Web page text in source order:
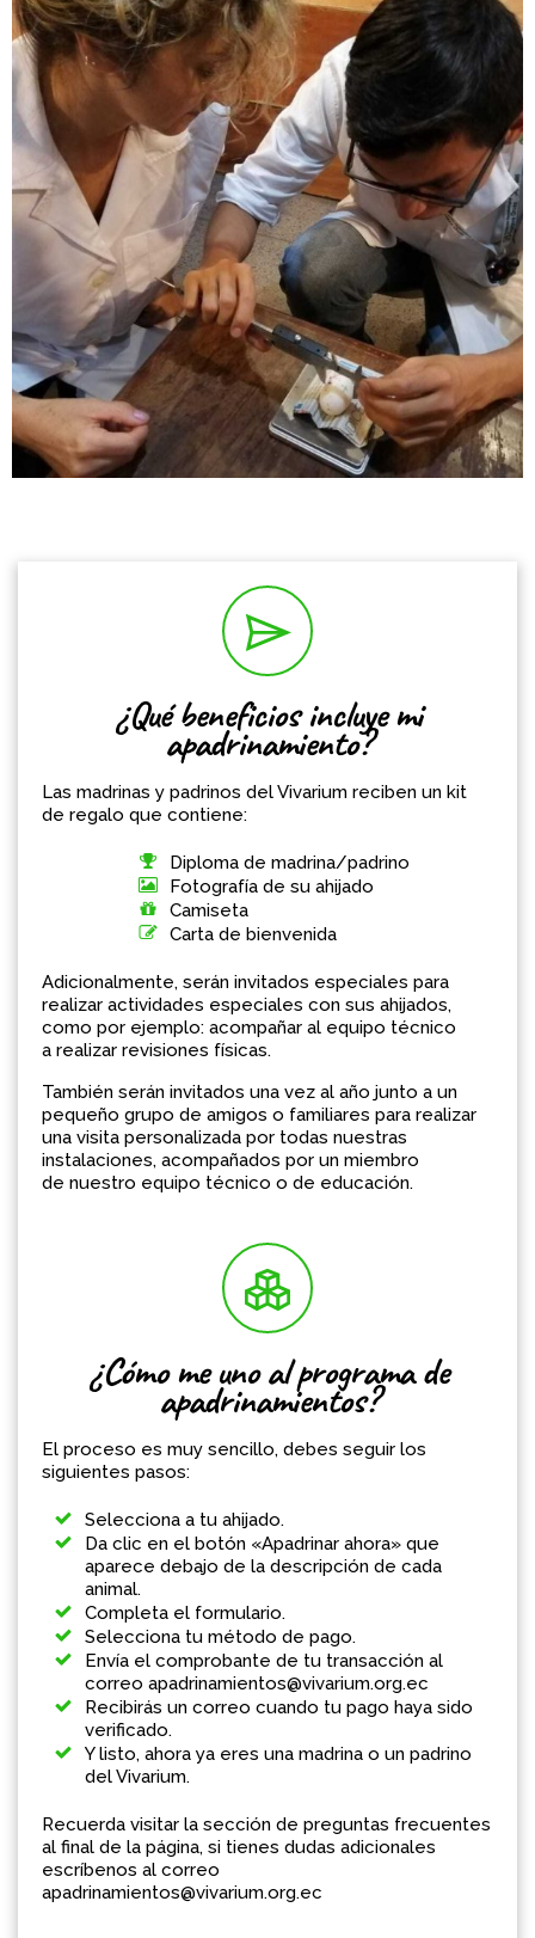
¿Qué beneficios incluye mi
apadrinamiento?
Las madrinas y padrinos del Vivarium reciben un kit
de regalo que contiene:
Diploma de madrina/padrino
Fotografía de su ahijado
Camiseta
Carta de bienvenida
Adicionalmente, serán invitados especiales para
realizar actividades especiales con sus ahijados,
como por ejemplo: acompañar al equipo técnico
a realizar revisiones físicas.
También serán invitados una vez al año junto a un
pequeño grupo de amigos o familiares para realizar
una visita personalizada por todas nuestras
instalaciones, acompañados por un miembro
de nuestro equipo técnico o de educación.
¿Cómo me uno al programa de
apadrinamientos?
El proceso es muy sencillo, debes seguir los
siguientes pasos:
Selecciona a tu ahijado.
Da clic en el botón «Apadrinar ahora» que
aparece debajo de la descripción de cada
animal.
Completa el formulario.
Selecciona tu método de pago.
Envía el comprobante de tu transacción al
correo apadrinamientos@vivarium.org.ec
Recibirás un correo cuando tu pago haya sido
verificado.
Y listo, ahora ya eres una madrina o un padrino
del Vivarium.
Recuerda visitar la sección de preguntas frecuentes
al final de la página, si tienes dudas adicionales
escríbenos al correo
apadrinamientos@vivarium.org.ec